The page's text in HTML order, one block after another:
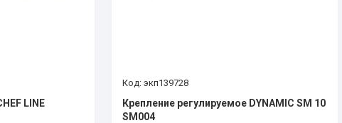
LINE
экп139728
Крепление регулируемое DYNAMIC SM 10
SM004